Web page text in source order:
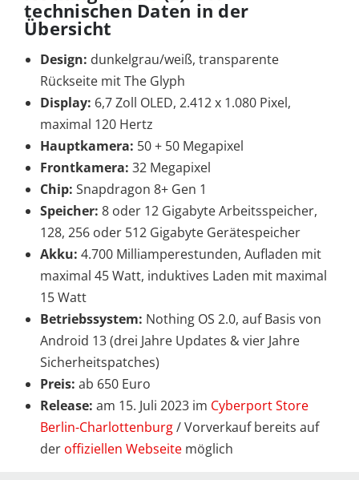
technischen Daten in der
Übersicht
Design: dunkelgrau/weiß, transparente
Rückseite mit The Glyph
Display: 6,7 Zoll OLED, 2.412 x 1.080 Pixel,
maximal 120 Hertz
Hauptkamera: 50 + 50 Megapixel
Frontkamera: 32 Megapixel
Chip: Snapdragon 8+ Gen 1
Speicher: 8 oder 12 Gigabyte Arbeitsspeicher,
128, 256 oder 512 Gigabyte Gerätespeicher
Akku: 4.700 Milliamperestunden, Aufladen mit
maximal 45 Watt, induktives Laden mit maximal
15 Watt
Betriebssystem: Nothing OS 2.0, auf Basis von
Android 13 (drei Jahre Updates & vier Jahre
Sicherheitspatches)
Preis: ab 650 Euro
Release: am 15. Juli 2023 im Cyberport Store
Berlin-Charlottenburg/ Vorverkauf bereits auf
der offiziellen Webseite möglich